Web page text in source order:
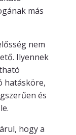
más
nem
Ilyennek
hatásköre,
és
hogy a